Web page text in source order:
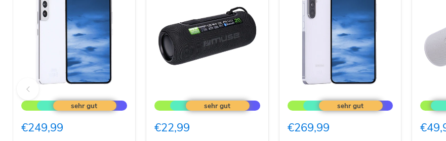
Samsung
Galaxy
S22
Dual-
€249,99
M-
780BT
Bluetooth
€22,99
Galaxy
A56
DS
€269,99
F4
20W